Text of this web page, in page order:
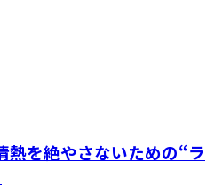
熱を絶やさないための“ラ